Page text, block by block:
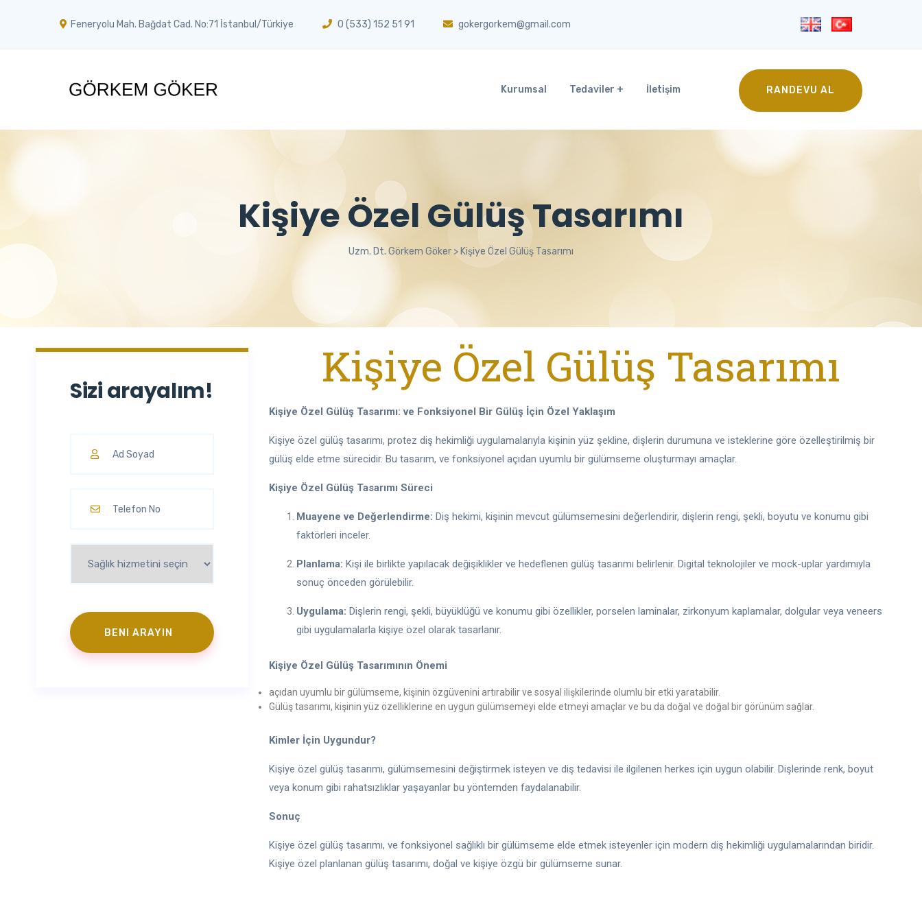
Feneryolu Mah. Bağdat Cad. No:71 İstanbul/Türkiye 0 (533) 152 51 91 gokergorkem@gmail.com
RANDEVU AL
Kurumsal Tedaviler İletişim
Kişiye Özel Gülüş Tasarımı
Uzm. Dt. Görkem Göker > Kişiye Özel Gülüş Tasarımı
Sizi arayalım! Kişiye Özel Gülüş Tasarımı
Kişiye Özel Gülüş Tasarımı: ve Fonksiyonel Bir Gülüş İçin Özel Yaklaşım
Kişiye özel gülüş tasarımı, protez diş hekimliği uygulamalarıyla kişinin yüz şekline, dişlerin durumuna ve isteklerine göre özelleştirilmiş bir
gülüş elde etme sürecidir. Bu tasarım, ve fonksiyonel açıdan uyumlu bir gülümseme oluşturmayı amaçlar.
Kişiye Özel Gülüş Tasarımı Süreci
Muayene ve Değerlendirme: Diş hekimi, kişinin mevcut gülümsemesini değerlendirir, dişlerin rengi, şekli, boyutu ve konumu gibi
faktörleri inceler.
Planlama: Kişi ile birlikte yapılacak değişiklikler ve hedeflenen gülüş tasarımı belirlenir. Digital teknolojiler ve mock-uplar yardımıyla
sonuç önceden görülebilir.
Uygulama: Dişlerin rengi, şekli, büyüklüğü ve konumu gibi özellikler, porselen laminalar, zirkonyum kaplamalar, dolgular veya veneers
gibi uygulamalarla kişiye özel olarak tasarlanır.
Kişiye Özel Gülüş Tasarımının Önemi
açıdan uyumlu bir gülümseme, kişinin özgüvenini artırabilir ve sosyal ilişkilerinde olumlu bir etki yaratabilir.
Gülüş tasarımı, kişinin yüz özelliklerine en uygun gülümsemeyi elde etmeyi amaçlar ve bu da doğal ve doğal bir görünüm sağlar.
Kimler İçin Uygundur?
Kişiye özel gülüş tasarımı, gülümsemesini değiştirmek isteyen ve diş tedavisi ile ilgilenen herkes için uygun olabilir. Dişlerinde renk, boyut
veya konum gibi rahatsızlıklar yaşayanlar bu yöntemden faydalanabilir.
Sonuç
Kişiye özel gülüş tasarımı, ve fonksiyonel sağlıklı bir gülümseme elde etmek isteyenler için modern diş hekimliği uygulamalarından biridir.
Kişiye özel planlanan gülüş tasarımı, doğal ve kişiye özgü bir gülümseme sunar.